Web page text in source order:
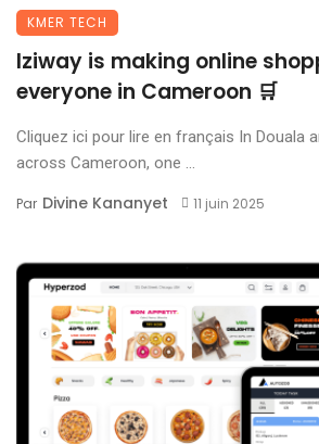
KMER TECH
Iziway is making online
everyone in Cameroon 🛒
Cliquez ici pour lire en français In Douala
across Cameroon, one ...
Par Divine Kananyet 11 juin 2025